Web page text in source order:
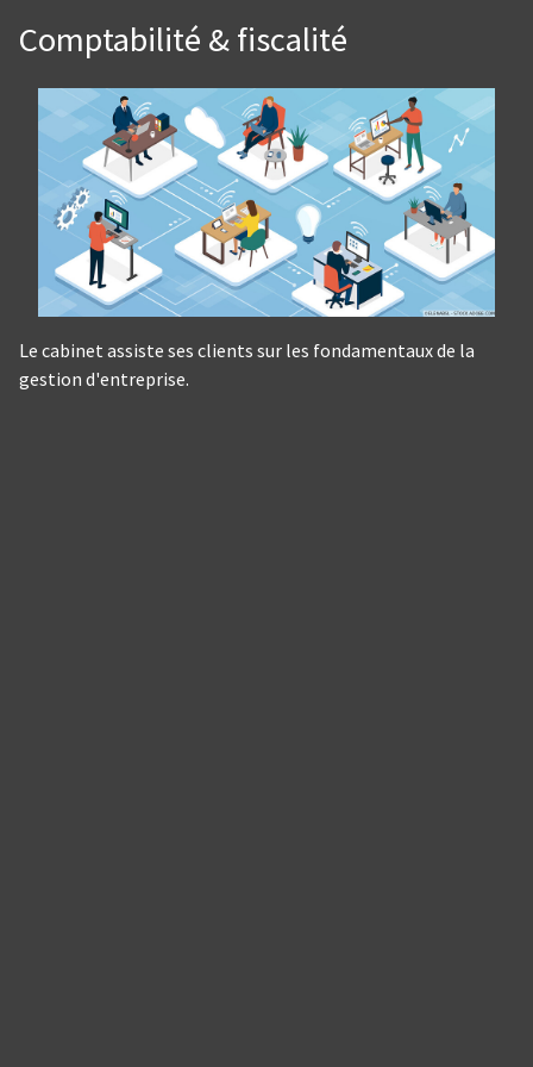
Comptabilité & fiscalité
Le cabinet assiste ses clients sur les fondamentaux de la
gestion d'entreprise.